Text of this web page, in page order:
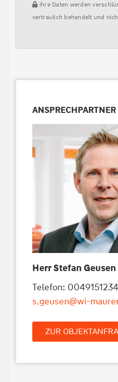
Ihre Daten werden
vertraulich behandelt und
ANSPRECHPARTNER
Herr Stefan Geusen
Telefon:
s.geusen@wi-
ZUR